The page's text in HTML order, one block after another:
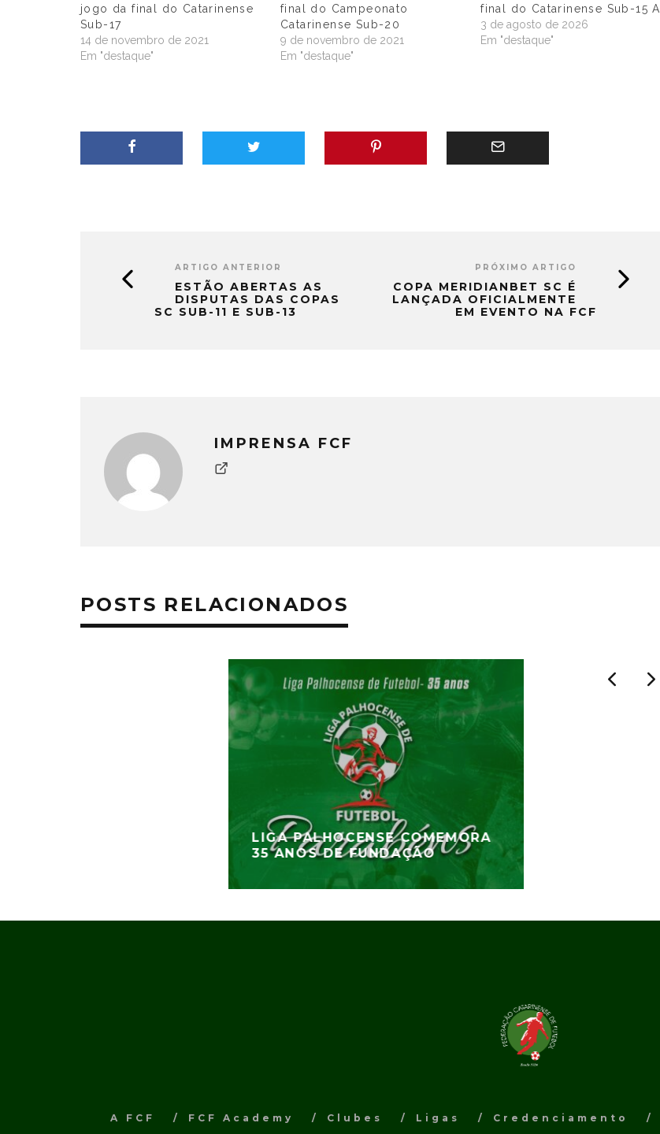
jogo da final do Catarinense
Sub-17
14 de novembro de 2021
Em "destaque"
final do Campeonato
Catarinense Sub-20
9 de novembro de 2021
Em "destaque"
final do Catarinense Sub-15 A
3 de agosto de 2026
Em "destaque"
ARTIGO ANTERIOR
ESTÃO ABERTAS AS
DISPUTAS DAS COPAS
SC SUB-11 E SUB-13
PRÓXIMO ARTIGO
COPA MERIDIANBET SC É
LANÇADA OFICIALMENTE
EM EVENTO NA FCF
IMPRENSA FCF
POSTS RELACIONADOS
LIGA PALHOCENSE COMEMORA
35 ANOS DE FUNDAÇÃO
A FCF FCF Academy Clubes Ligas Credenciamento